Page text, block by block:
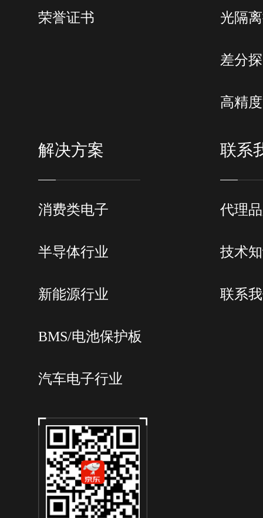
荣誉证书 光隔
差分
高精
解决方案
消费类电子
半导体行业
新能源行业
BMS/电池保护板
汽车电子行业
联系
代理
技术
联系